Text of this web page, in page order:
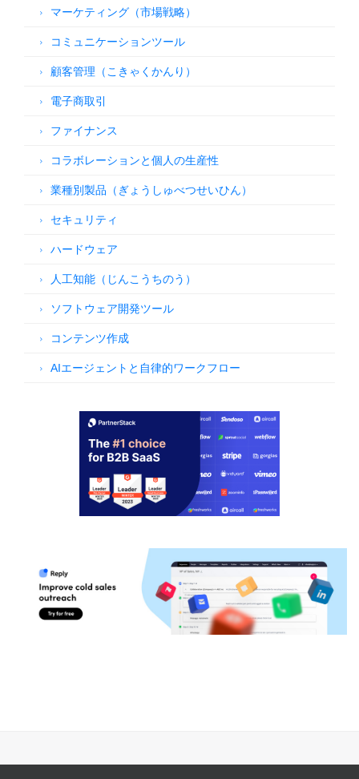
マーケティング（市場戦略）
コミュニケーションツール
顧客管理（こきゃくかんり）
電子商取引
ファイナンス
コラボレーションと個人の生産性
業種別製品（ぎょうしゅべつせいひん）
セキュリティ
ハードウェア
人工知能（じんこうちのう）
ソフトウェア開発ツール
コンテンツ作成
AIエージェントと自律的ワークフロー